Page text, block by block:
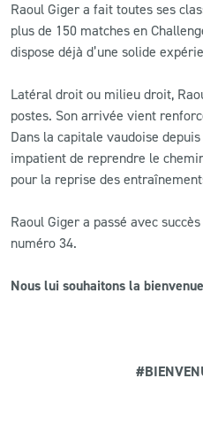
CLUB
ACTUALITÉS
LS E-SHOP
LS ACADEMY CAMPS
Raoul Giger a fait toutes ses
plus de 150 matches en
dispose déjà d’une solide
Latéral droit ou milieu droit,
postes. Son arrivée vient
Dans la capitale vaudoise
impatient de reprendre le
pour la reprise des
Raoul Giger a passé avec
numéro 34.
Nous lui souhaitons la